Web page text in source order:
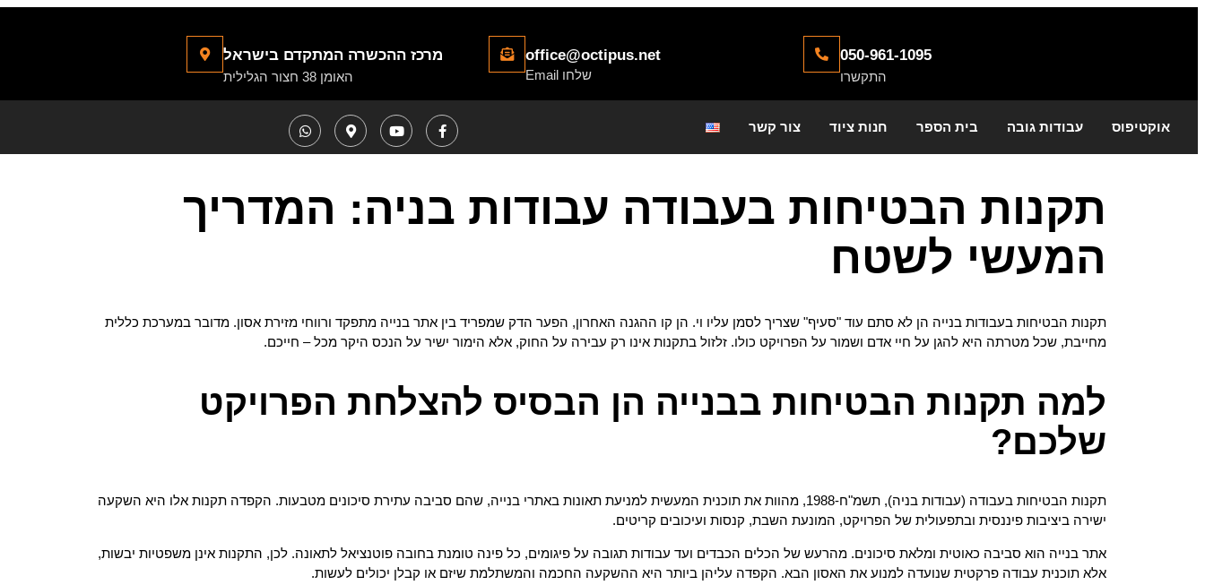
050-961-1095
התקשרו
office@octipus.net
שלחו Email
מרכז ההכשרה המתקדם בישראל
האומן 38 חצור הגלילית
אוקטיפוס עבודות גובה בית הספר חנות ציוד צור קשר
תקנות הבטיחות בעבודה עבודות בניה: המדריך
המעשי לשטח
תקנות הבטיחות בעבודות בנייה הן לא סתם עוד "סעיף" שצריך לסמן עליו וי. הן קו ההגנה האחרון, הפער הדק שמפריד בין אתר בנייה מתפקד ורווחי מזירת אסון. מדובר במערכת כללית
מחייבת, שכל מטרתה היא להגן על חיי אדם ושמור על הפרויקט כולו. זלזול בתקנות אינו רק עבירה על החוק, אלא הימור ישיר על הנכס היקר מכל – חייכם.
למה תקנות הבטיחות בבנייה הן הבסיס להצלחת הפרויקט
שלכם?
תקנות הבטיחות בעבודה (עבודות בניה), תשמ"ח-1988, מהוות את תוכנית המעשית למניעת תאונות באתרי בנייה, שהם סביבה עתירת סיכונים מטבעות. הקפדה תקנות אלו היא השקעה
ישירה ביציבות פיננסית ובתפעולית של הפרויקט, המונעת השבת, קנסות ועיכובים קריטים.
אתר בנייה הוא סביבה כאוטית ומלאת סיכונים. מהרעש של הכלים הכבדים ועד עבודות תגובה על פיגומים, כל פינה טומנת בחובה פוטנציאל לתאונה. לכן, התקנות אינן משפטיות יבשות,
אלא תוכנית עבודה פרקטית שנועדה למנוע את האסון הבא. הקפדה עליהן ביותר היא ההשקעה החכמה והמשתלמת שיזם או קבלן יכולים לעשות.